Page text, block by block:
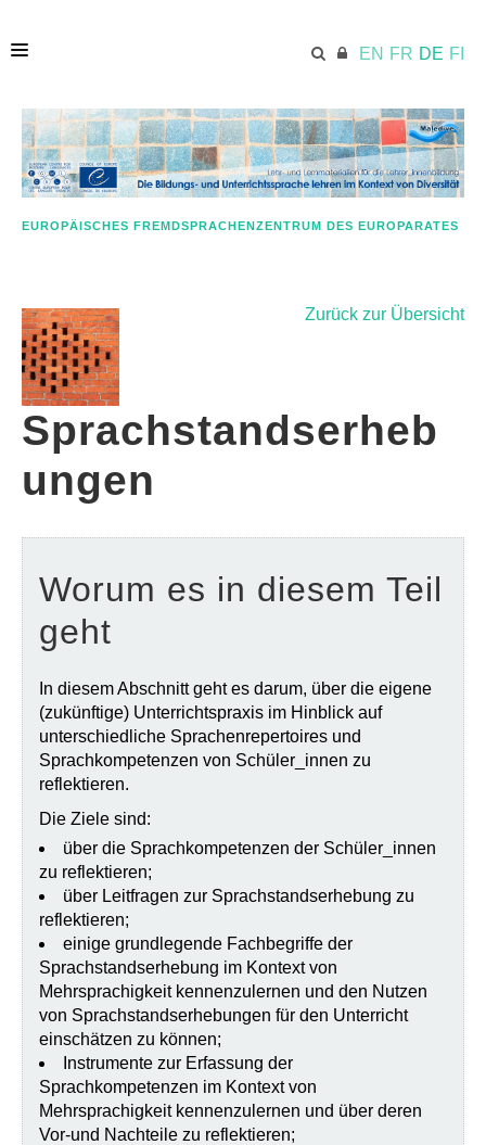
EN FR DE FI
HOME
MATERIALIEN
RESSOURCEN
EUROPÄISCHES FREMDSPRACHENZENTRUM DES EUROPARATES
Zurück zur Übersicht
Sprachstandserheb
ungen
Worum es in diesem Teil
geht
In diesem Abschnitt geht es darum, über die eigene
(zukünftige) Unterrichtspraxis im Hinblick auf
unterschiedliche Sprachenrepertoires und
Sprachkompetenzen von Schüler_innen zu
reflektieren.
Die Ziele sind:
über die Sprachkompetenzen der Schüler_innen
zu reflektieren;
über Leitfragen zur Sprachstandserhebung zu
reflektieren;
einige grundlegende Fachbegriffe der
Sprachstandserhebung im Kontext von
Mehrsprachigkeit kennenzulernen und den Nutzen
von Sprachstandserhebungen für den Unterricht
einschätzen zu können;
Instrumente zur Erfassung der
Sprachkompetenzen im Kontext von
Mehrsprachigkeit kennenzulernen und über deren
Vor-und Nachteile zu reflektieren;